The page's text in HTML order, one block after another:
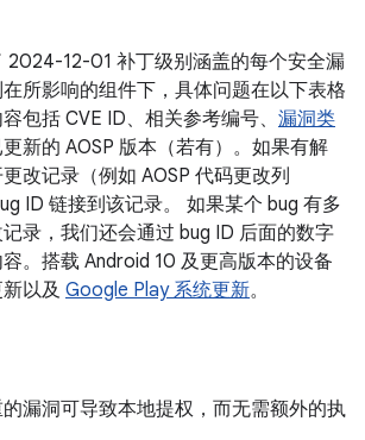
2024-12-01 补丁级别涵盖的每个安全漏
所影响的组件下，具体问题在以下表格
包括 CVE ID、相关参考编号、 漏洞类
新的 AOSP 版本（若有）。如果有解
改记录（例如 AOSP 代码更改列
ID 链接到该记录。 如果某个 bug 有多
录，我们还会通过 bug ID 后面的数字
。搭载 Android 10 及更高版本的设备
以及 Google Play 系统更新。
漏洞可导致本地提权，而无需额外的执